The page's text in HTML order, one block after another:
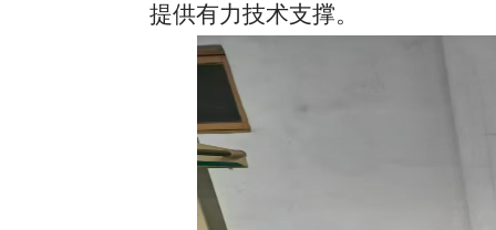
提供有力技术支撑。